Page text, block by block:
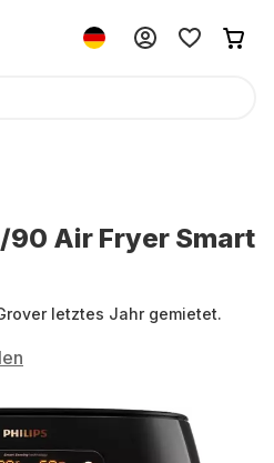
Air Fryer Smart
letztes Jahr gemietet.